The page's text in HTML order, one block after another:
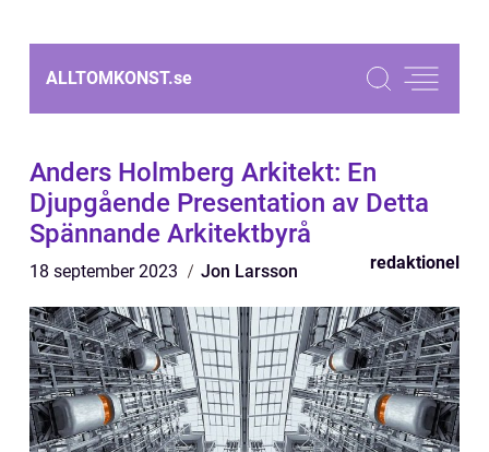
ALLTOMKONST.se
Anders Holmberg Arkitekt: En
Djupgående Presentation av Detta
Spännande Arkitektbyrå
18 september 2023 Jon Larsson redaktionel